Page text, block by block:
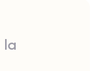
la